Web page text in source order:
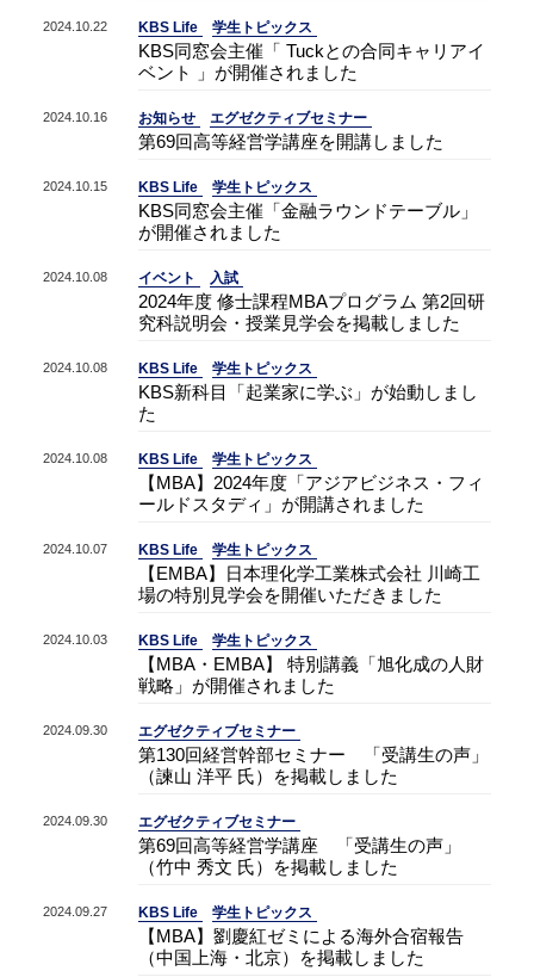
2024.10.22 KBS Life 学生トピックス
KBS同窓会主催「 Tuckとの合同キャリアイ
ベント 」が開催されました
2024.10.16 お知らせ エグゼクティブセミナー
第69回高等経営学講座を開講しました
2024.10.15 KBS Life 学生トピックス
KBS同窓会主催「金融ラウンドテーブル」
が開催されました
2024.10.08 イベント 入試
2024年度 修士課程MBAプログラム 第2回研
究科説明会・授業見学会を掲載しました
2024.10.08 KBS Life 学生トピックス
KBS新科目「起業家に学ぶ」が始動しまし
た
2024.10.08 KBS Life 学生トピックス
【MBA】2024年度「アジアビジネス・フィ
ールドスタディ」が開講されました
2024.10.07 KBS Life 学生トピックス
【EMBA】日本理化学工業株式会社 川崎工
場の特別見学会を開催いただきました
2024.10.03 KBS Life 学生トピックス
【MBA・EMBA】 特別講義「旭化成の人財
戦略」が開催されました
2024.09.30 エグゼクティブセミナー
第130回経営幹部セミナー 「受講生の声」
（諫山 洋平 氏）を掲載しました
2024.09.30 エグゼクティブセミナー
第69回高等経営学講座 「受講生の声」
（竹中 秀文 氏）を掲載しました
2024.09.27 KBS Life 学生トピックス
【MBA】劉慶紅ゼミによる海外合宿報告
（中国上海・北京）を掲載しました